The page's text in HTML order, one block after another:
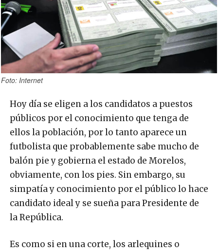
Foto: Internet
Hoy día se eligen a los candidatos a puestos
públicos por el conocimiento que tenga de
ellos la población, por lo tanto aparece un
futbolista que probablemente sabe mucho de
balón pie y gobierna el estado de Morelos,
obviamente, con los pies. Sin embargo, su
simpatía y conocimiento por el público lo hace
candidato ideal y se sueña para Presidente de
la República.
Es como si en una corte, los arlequines o